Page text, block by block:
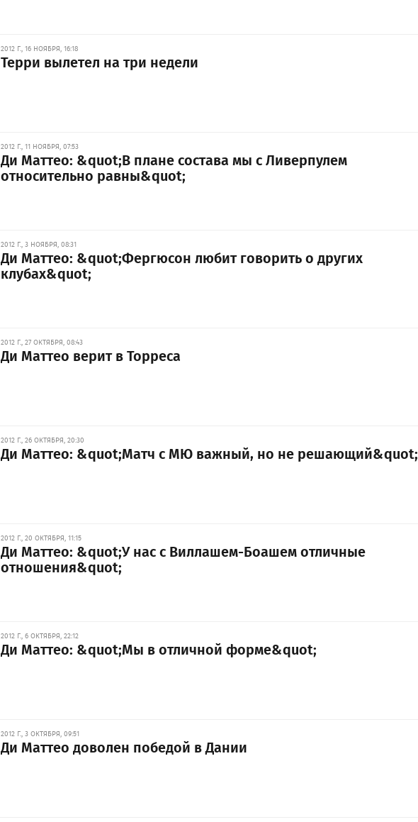
2012 Г., 16 НОЯБРЯ, 16:18
Терри вылетел на три недели
2012 Г., 11 НОЯБРЯ, 07:53
Ди Маттео: &quot;В плане состава мы с Ливерпулем
относительно равны&quot;
2012 Г., 3 НОЯБРЯ, 08:31
Ди Маттео: &quot;Фергюсон любит говорить о других
клубах&quot;
2012 Г., 27 ОКТЯБРЯ, 08:43
Ди Маттео верит в Торреса
2012 Г., 26 ОКТЯБРЯ, 20:30
Ди Маттео: &quot;Матч с МЮ важный, но не решающий&quot;
2012 Г., 20 ОКТЯБРЯ, 11:15
Ди Маттео: &quot;У нас с Виллашем-Боашем отличные
отношения&quot;
2012 Г., 6 ОКТЯБРЯ, 22:12
Ди Маттео: &quot;Мы в отличной форме&quot;
2012 Г., 3 ОКТЯБРЯ, 09:51
Ди Маттео доволен победой в Дании